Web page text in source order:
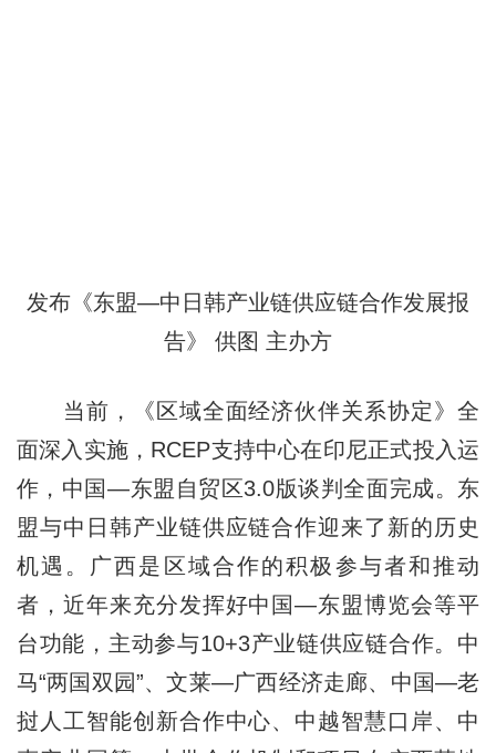
发布《东盟—中日韩产业链供应链合作发展报
告》 供图 主办方
当前，《区域全面经济伙伴关系协定》全
面深入实施，RCEP支持中心在印尼正式投入运
作，中国—东盟自贸区3.0版谈判全面完成。东
盟与中日韩产业链供应链合作迎来了新的历史
机遇。广西是区域合作的积极参与者和推动
者，近年来充分发挥好中国—东盟博览会等平
台功能，主动参与10+3产业链供应链合作。中
马“两国双园”、文莱—广西经济走廊、中国—老
挝人工智能创新合作中心、中越智慧口岸、中